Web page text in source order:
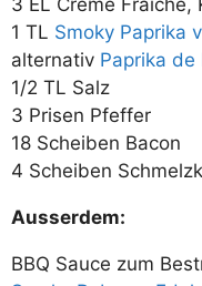
3 EL Creme Fraiche,
1 TL Smoky Paprika
alternativ Paprika de
1/2 TL Salz
3 Prisen Pfeffer
18 Scheiben Bacon
4 Scheiben
Ausserdem:
BBQ Sauce zum